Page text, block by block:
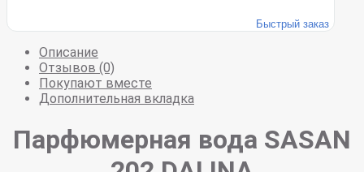
Быстрый заказ
Описание
Отзывов (0)
Покупают вместе
Дополнительная вкладка
Парфюмерная вода SASAN